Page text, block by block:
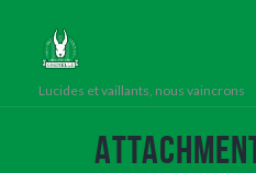
Lucides et vaillants, nous vaincrons